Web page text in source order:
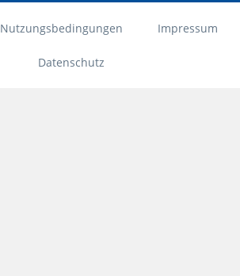
Nutzungsbedingungen Impressum
Datenschutz